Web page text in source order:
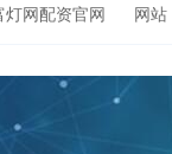
灯网配资官网 网